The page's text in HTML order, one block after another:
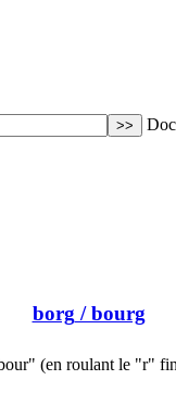
borg/ bourg
(en roulant le "r"